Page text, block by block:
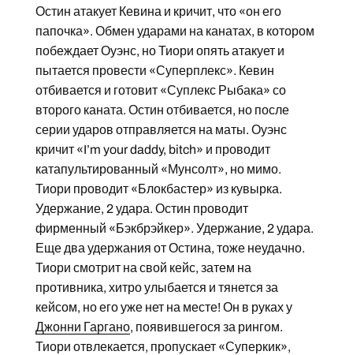
Остин атакует Кевина и кричит, что «он его
папочка». Обмен ударами на канатах, в котором
побеждает Оуэнс, но Тиори опять атакует и
пытается провести «Суперплекс». Кевин
отбивается и готовит «Суплекс Рыбака» со
второго каната. Остин отбивается, но после
серии ударов отправляется на маты. Оуэнс
кричит «I’m your daddy, bitch» и проводит
катапультированный «Мунсолт», но мимо.
Тиори проводит «Блокбастер» из кувырка.
Удержание, 2 удара. Остин проводит
фирменный «Бэкбрэйкер». Удержание, 2 удара.
Еще два удержания от Остина, тоже неудачно.
Тиори смотрит на свой кейс, затем на
противника, хитро улыбается и тянется за
кейсом, но его уже нет на месте! Он в руках у
Джонни Гаргано, появившегося за рингом.
Тиори отвлекается, пропускает «Суперкик»,